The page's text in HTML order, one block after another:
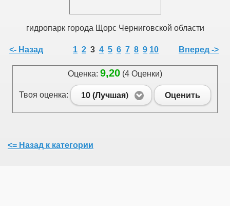
гидропарк города Щорс Черниговской области
<- Назад 1 2 3 4 5 6 7 8 9 10 Вперед ->
Оценка: 9,20 (4 Оценки)
Твоя оценка: 10 (Лучшая) Оценить
<= Назад к категории